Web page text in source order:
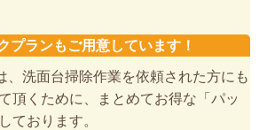
プランもご用意しています！
、洗面台掃除作業を依頼された方にも
頂くために、まとめてお得な「パッ
ております。